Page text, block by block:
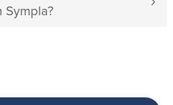
Sympla?